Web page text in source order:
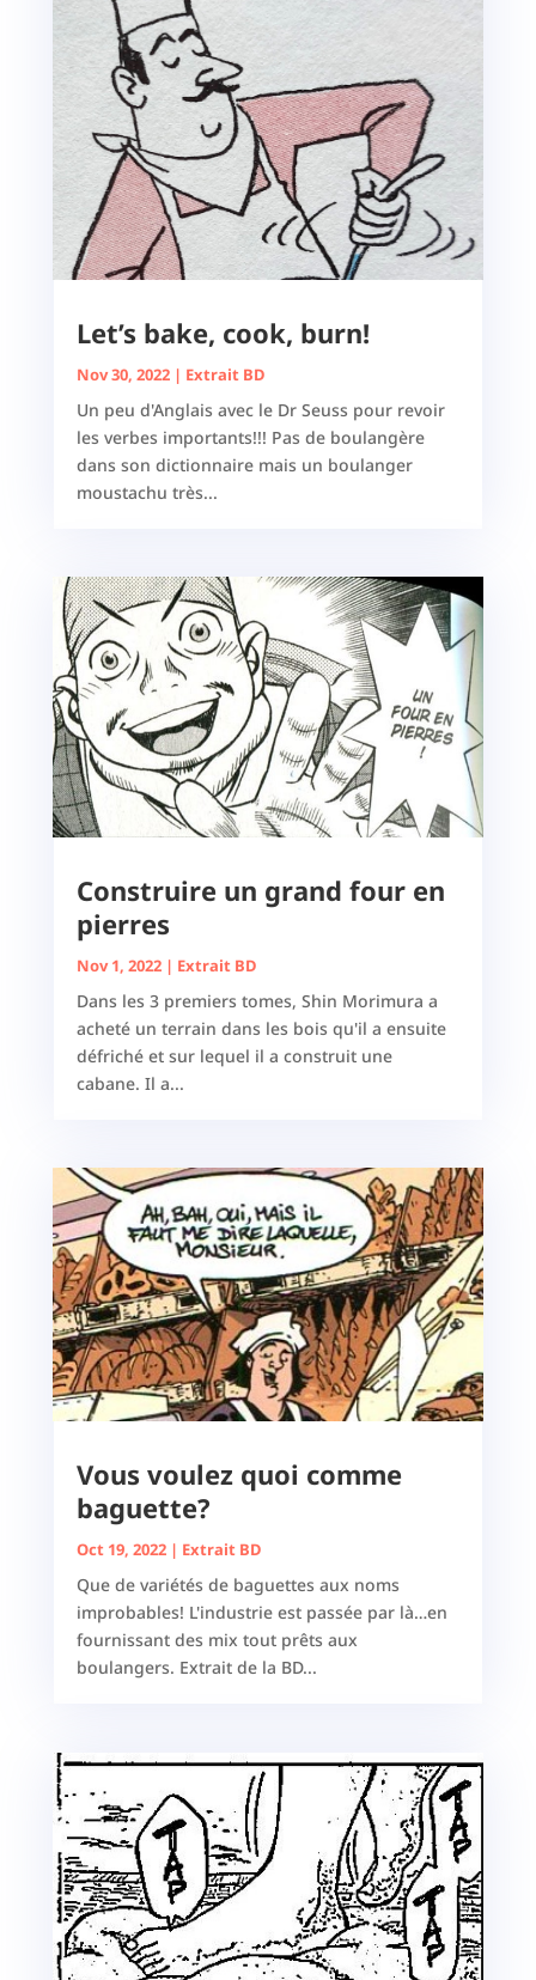
Let’s bake, cook, burn!
Nov 30, 2022| Extrait BD
Un peu d'Anglais avec le Dr Seuss pour revoir
les verbes importants!!! Pas de boulangère
dans son dictionnaire mais un boulanger
moustachu très...
Construire un grand four en
pierres
Nov 1, 2022| Extrait BD
Dans les 3 premiers tomes, Shin Morimura a
acheté un terrain dans les bois qu'il a ensuite
défriché et sur lequel il a construit une
cabane. Il a...
Vous voulez quoi comme
baguette?
Oct 19, 2022| Extrait BD
Que de variétés de baguettes aux noms
improbables! L'industrie est passée par là…en
fournissant des mix tout prêts aux
boulangers. Extrait de la BD...